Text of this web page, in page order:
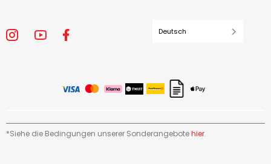
Deutsch
*Siehe die Bedingungen unserer Sonderangebotehier.